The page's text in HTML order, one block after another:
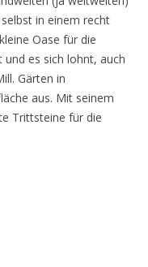
in einem recht
Oase für die
es sich lohnt, auch
Gärten in
aus. Mit seinem
Trittsteine für die